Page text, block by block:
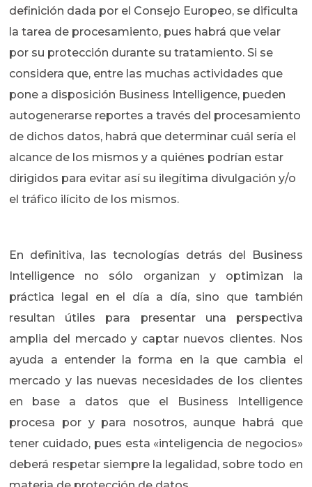
definición dada por el Consejo Europeo, se dificulta
la tarea de procesamiento, pues habrá que velar
por su protección durante su tratamiento. Si se
considera que, entre las muchas actividades que
pone a disposición Business Intelligence, pueden
autogenerarse reportes a través del procesamiento
de dichos datos, habrá que determinar cuál sería el
alcance de los mismos y a quiénes podrían estar
dirigidos para evitar así su ilegítima divulgación y/o
el tráfico ilícito de los mismos.
En definitiva, las tecnologías detrás del Business
Intelligence no sólo organizan y optimizan la
práctica legal en el día a día, sino que también
resultan útiles para presentar una perspectiva
amplia del mercado y captar nuevos clientes. Nos
ayuda a entender la forma en la que cambia el
mercado y las nuevas necesidades de los clientes
en base a datos que el Business Intelligence
procesa por y para nosotros, aunque habrá que
tener cuidado, pues esta «inteligencia de negocios»
deberá respetar siempre la legalidad, sobre todo en